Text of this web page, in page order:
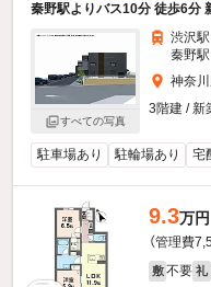
秦野駅よりバス10分 徒歩6分
すべての写真
渋沢
秦野
神奈
3階建 / 新
駐車場あり 駐輪場あり 宅
9.3万円
（管理費
敷 不要 礼